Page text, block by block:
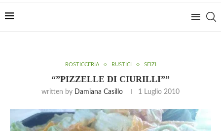
ROSTICCERIA RUSTICI SFIZI
“”PIZZELLE DI CIURILLI””
written by Damiana Casillo 1 Luglio 2010